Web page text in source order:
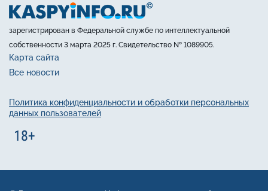
зарегистрирован в Федеральной службе по интеллектуальной
собственности 3 марта 2025 г. Свидетельство № 1089905.
Карта сайта
Все новости
Политика конфиденциальности и обработки персональных
данных пользователей